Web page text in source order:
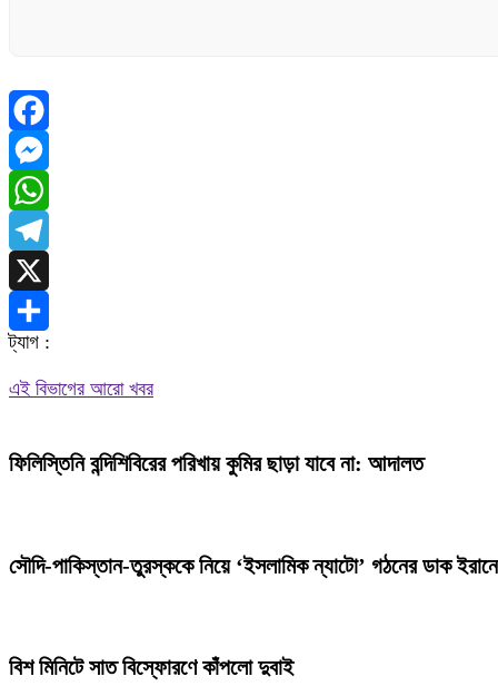
Facebook
Messenger
WhatsApp
Telegram
X
Share
ট্যাগ :
এই বিভাগের আরো খবর
ফিলিস্তিনি বন্দিশিবিরের পরিখায় কুমির ছাড়া যাবে না: আদালত
সৌদি-পাকিস্তান-তুরস্ককে নিয়ে ‘ইসলামিক ন্যাটো’ গঠনের ডাক
বিশ মিনিটে সাত বিস্ফোরণে কাঁপলো দুবাই